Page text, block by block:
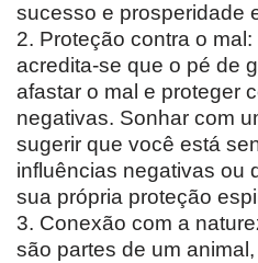
sucesso e prosperidade
2. Proteção contra o
acredita-se que o pé de
afastar o mal e proteger
negativas. Sonhar com
sugerir que você está
influências negativas ou
sua própria proteção
3. Conexão com a
são partes de um